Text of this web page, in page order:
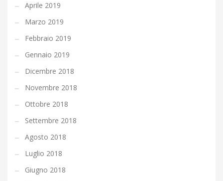
Aprile 2019
Marzo 2019
Febbraio 2019
Gennaio 2019
Dicembre 2018
Novembre 2018
Ottobre 2018
Settembre 2018
Agosto 2018
Luglio 2018
Giugno 2018